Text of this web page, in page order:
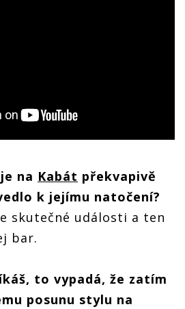
na Kabát překvapivě
k jejímu natočení?
skutečné události a ten
bar.
to vypadá, že zatím
posunu stylu na